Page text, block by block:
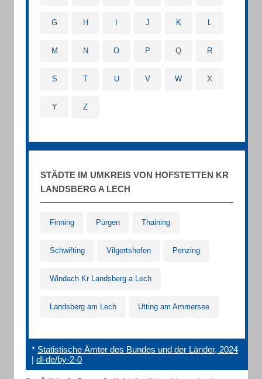
G H J K L
M N O P Q R
S T U V W X
Y Z
STÄDTE IM UMKREIS VON HOFSTETTEN KR
LANDSBERG A LECH
Finning Pürgen Thaining
Schwifting Vilgertshofen Penzing
Windach Kr Landsberg a Lech
Landsberg am Lech Utting am Ammersee
* Statistische Ämter des Bundes und der Länder, 2024
| dl-de/by-2-0